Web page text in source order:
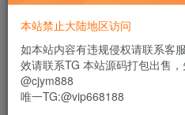
此内容为付费资源，请付费后查看
usdt188
本站禁止大陆地区访问
如本站内容有违规侵权请联系客
效请联系TG 本站源码打包出售，
@cjym888
唯一TG:@vip668188